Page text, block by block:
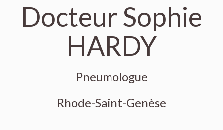
Docteur Sophie
HARDY
Pneumologue
Rhode-Saint-Genèse